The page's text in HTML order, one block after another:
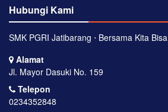
Hubungi Kami
SMK PGRI Jatibarang ⋅ Bersama Kita Bisa
Alamat
Jl. Mayor Dasuki No. 159
Telepon
0234352848